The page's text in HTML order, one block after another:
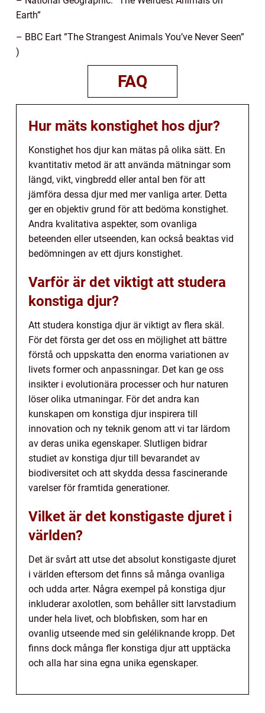
Earth”
– BBC Eart ”The Strangest Animals You’ve Never Seen”
)
FAQ
Hur mäts konstighet hos djur?
Konstighet hos djur kan mätas på olika sätt. En
kvantitativ metod är att använda mätningar som
längd, vikt, vingbredd eller antal ben för att
jämföra dessa djur med mer vanliga arter. Detta
ger en objektiv grund för att bedöma konstighet.
Andra kvalitativa aspekter, som ovanliga
beteenden eller utseenden, kan också beaktas vid
bedömningen av ett djurs konstighet.
Varför är det viktigt att studera
konstiga djur?
Att studera konstiga djur är viktigt av flera skäl.
För det första ger det oss en möjlighet att bättre
förstå och uppskatta den enorma variationen av
livets former och anpassningar. Det kan ge oss
insikter i evolutionära processer och hur naturen
löser olika utmaningar. För det andra kan
kunskapen om konstiga djur inspirera till
innovation och ny teknik genom att vi tar lärdom
av deras unika egenskaper. Slutligen bidrar
studiet av konstiga djur till bevarandet av
biodiversitet och att skydda dessa fascinerande
varelser för framtida generationer.
Vilket är det konstigaste djuret i
världen?
Det är svårt att utse det absolut konstigaste djuret
i världen eftersom det finns så många ovanliga
och udda arter. Några exempel på konstiga djur
inkluderar axolotlen, som behåller sitt larvstadium
under hela livet, och blobfisken, som har en
ovanlig utseende med sin geléliknande kropp. Det
finns dock många fler konstiga djur att upptäcka
och alla har sina egna unika egenskaper.